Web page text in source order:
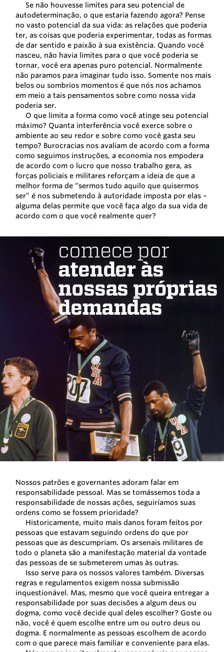
Se não houvesse limites para seu potencial de
autodeterminação, o que estaria fazendo agora? Pense
no vasto potencial da sua vida: as relações que poderia
ter, as coisas que poderia experimentar, todas as formas
de dar sentido e paixão à sua existência. Quando você
nasceu, não havia limites para o que você poderia se
tornar, você era apenas puro potencial. Normalmente
não paramos para imaginar tudo isso. Somente nos mais
belos ou sombrios momentos é que nós nos achamos
em meio a tais pensamentos sobre como nossa vida
poderia ser.
O que limita a forma como você atinge seu potencial
máximo? Quanta interferência você exerce sobre o
ambiente ao seu redor e sobre como você gasta seu
tempo? Burocracias nos avaliam de acordo com a forma
como seguimos instruções, a economia nos empodera
de acordo com o lucro que nosso trabalho gera, as
forças policiais e militares reforçam a ideia de que a
melhor forma de “sermos tudo aquilo que quisermos
ser” é nos submetendo à autoridade imposta por elas –
alguma delas permite que você faça algo da sua vida de
acordo com o que você realmente quer?
comece por
atender às
nossas próprias
demandas
Nossos patrões e governantes adoram falar em
responsabilidade pessoal. Mas se tomássemos toda a
responsabilidade de nossas ações, seguiríamos suas
ordens como se fossem prioridade?
Historicamente, muito mais danos foram feitos por
pessoas que estavam seguindo ordens do que por
pessoas que as descumpriam. Os arsenais militares de
todo o planeta são a manifestação material da vontade
das pessoas de se submeterem umas às outras.
Isso serve para os nossos valores também. Diversas
regras e regulamentos exigem nossa submissão
inquestionável. Mas, mesmo que você queira entregar a
responsabilidade por suas decisões a algum deus ou
dogma, como você decide qual deles escolher? Goste ou
não, você é quem escolhe entre um ou outro deus ou
dogma. E normalmente as pessoas escolhem de acordo
com o que parece mais familiar e conveniente para elas.